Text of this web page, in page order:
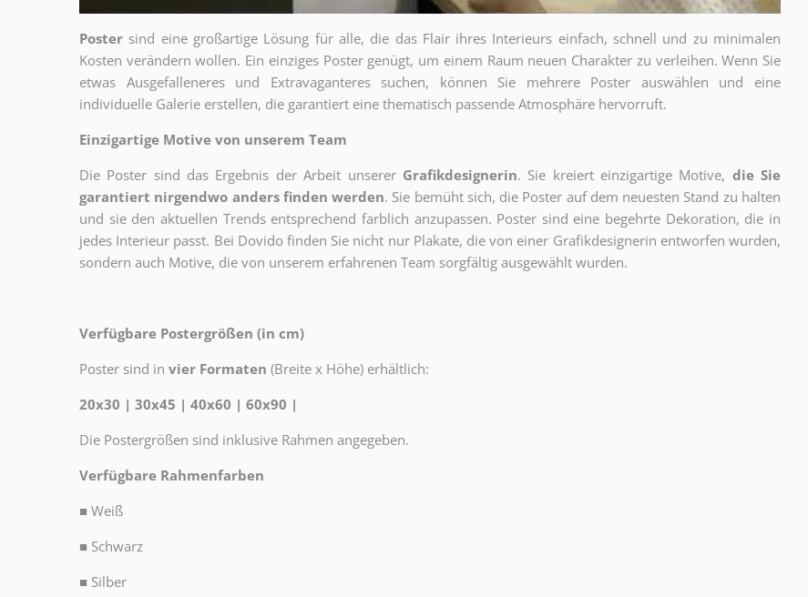
Poster sind eine großartige Lösung für alle, die das Flair ihres Interieurs einfach, schnell und zu minimalen
Kosten verändern wollen. Ein einziges Poster genügt, um einem Raum neuen Charakter zu verleihen. Wenn Sie
etwas Ausgefalleneres und Extravaganteres suchen, können Sie mehrere Poster auswählen und eine
individuelle Galerie erstellen, die garantiert eine thematisch passende Atmosphäre hervorruft.
Einzigartige Motive von unserem Team
Die Poster sind das Ergebnis der Arbeit unserer Grafikdesignerin. Sie kreiert einzigartige Motive, die Sie
garantiert nirgendwo anders finden werden. Sie bemüht sich, die Poster auf dem neuesten Stand zu halten
und sie den aktuellen Trends entsprechend farblich anzupassen. Poster sind eine begehrte Dekoration, die in
jedes Interieur passt. Bei Dovido finden Sie nicht nur Plakate, die von einer Grafikdesignerin entworfen wurden,
sondern auch Motive, die von unserem erfahrenen Team sorgfältig ausgewählt wurden.
Verfügbare Postergrößen (in cm)
Poster sind in vier Formaten (Breite x Höhe) erhältlich:
20x30 | 30x45 | 40x60 | 60x90 |
Die Postergrößen sind inklusive Rahmen angegeben.
Verfügbare Rahmenfarben
■ Weiß
■ Schwarz
■ Silber